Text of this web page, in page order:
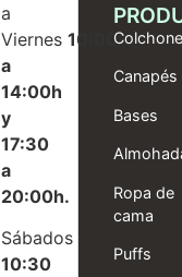
a
Viernes10:00
a
14:00h
y
17:30
a
20:00h.
Sábados
10:30
Canapés
Bases
Ropa de
cama
Puffs